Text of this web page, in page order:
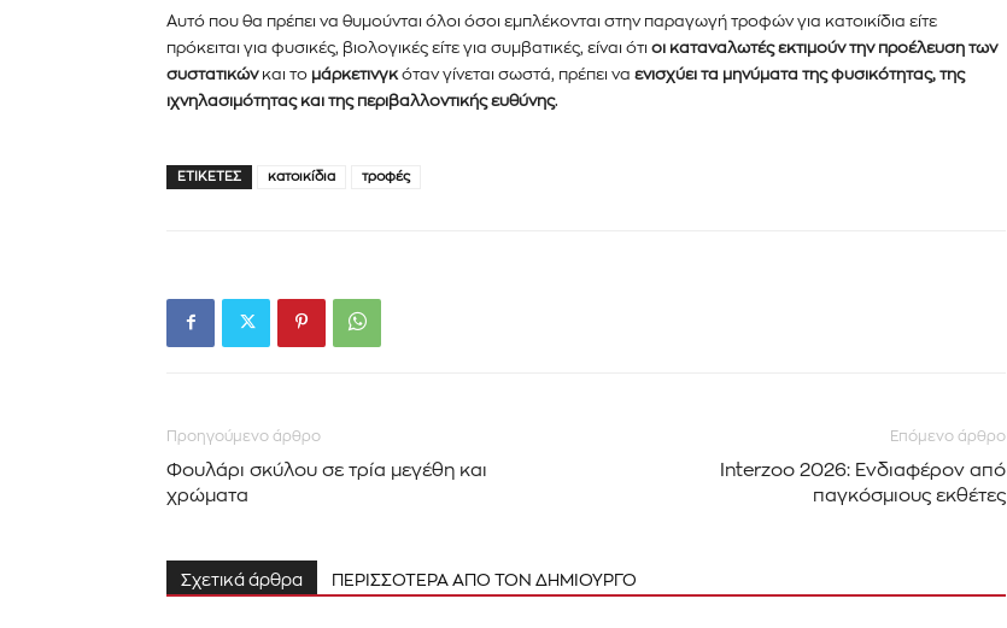
Αυτό που θα πρέπει να θυμούνται όλοι όσοι εμπλέκονται στην παραγωγή τροφών για κατοικίδια είτε
πρόκειται για φυσικές, βιολογικές είτε για συμβατικές, είναι ότι οι καταναλωτές εκτιμούν την προέλευση των
συστατικώνκαι το μάρκετινγκ όταν γίνεται σωστά, πρέπει να ενισχύει τα μηνύματα της φυσικότητας, της
ιχνηλασιμότητας και της περιβαλλοντικής ευθύνης.
ΕΤΙΚΈΤΕΣ κατοικίδια τροφές
Προηγούμενο άρθρο
Φουλάρι σκύλου σε τρία μεγέθη και
χρώματα
Επόμενο άρθρο
Interzoo 2026: Ενδιαφέρον από
παγκόσμιους εκθέτες
Σχετικά άρθρα ΠΕΡΙΣΣΟΤΕΡΑ ΑΠΟ ΤΟΝ ΔΗΜΙΟΥΡΓΟ